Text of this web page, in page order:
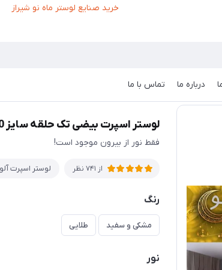
درباره ما تماس با ما
لوستر اسپرت بیضی تک حلقه سایز 120 (نور 3 حالته و ریموت هوشمند)
لوستر اسپرت بیضی تک حلقه سایز 120 (نور 3 حالته و ریموت هوشمند)
فقط نور از بیرون موجود است!
از 741 نظر لوستر اسپرت
رنگ
مشکی و سفید طلایی
نور